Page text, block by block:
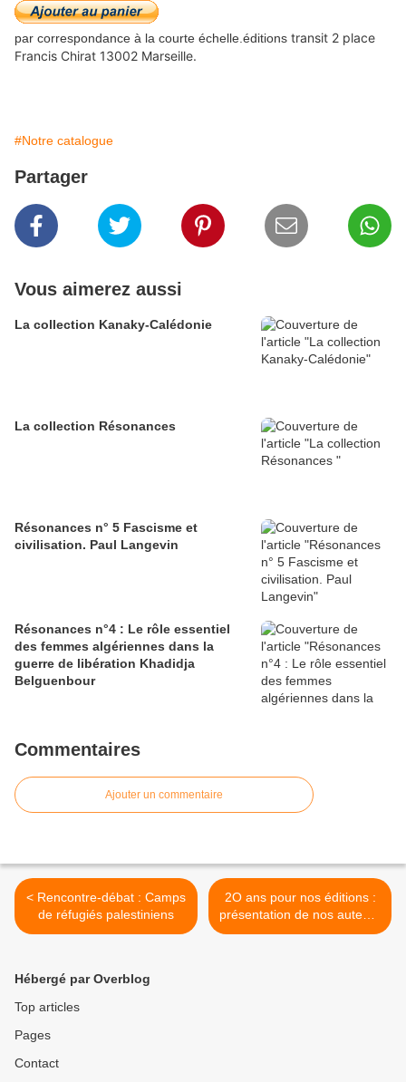
par correspondance à la courte échelle.éditions transit 2 place
Francis Chirat 13002 Marseille.
#Notre catalogue
Partager
Vous aimerez aussi
La collection Kanaky-Calédonie
La collection Résonances
Résonances n° 5 Fascisme et
civilisation. Paul Langevin
Résonances n°4 : Le rôle essentiel
des femmes algériennes dans la
guerre de libération Khadidja
Belguenbour
Commentaires
Ajouter un commentaire
< Rencontre-débat : Camps
de réfugiés palestiniens
2O ans pour nos éditions :
présentation de nos auteurs
: Muriel Modr >
Hébergé par Overblog
Top articles
Pages
Contact